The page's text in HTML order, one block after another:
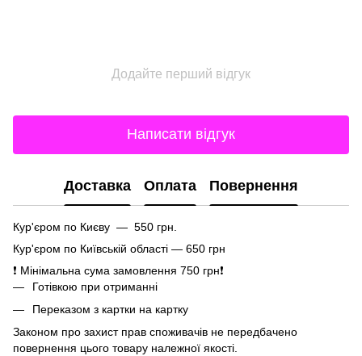
Додайте перший відгук
Написати відгук
Доставка Оплата Повернення
Кур'єром по Києву — 550 грн.
Кур'єром по Київській області — 650 грн
❗ Мінімальна сума замовлення 750 грн❗
Готівкою при отриманні
Переказом з картки на картку
Законом про захист прав споживачів не передбачено
повернення цього товару належної якості.